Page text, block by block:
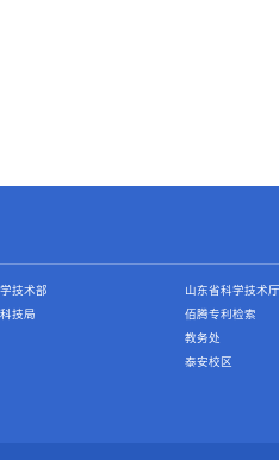
技术部
山东省科学技术厅
技局
佰腾专利检索
教务处
泰安校区